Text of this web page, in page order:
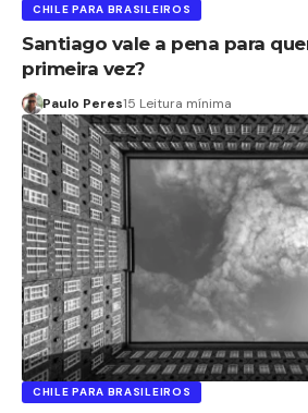
CHILE PARA BRASILEIROS
Santiago vale a pena para
primeira vez?
Paulo Peres15 Leitura mínima
CHILE PARA BRASILEIROS